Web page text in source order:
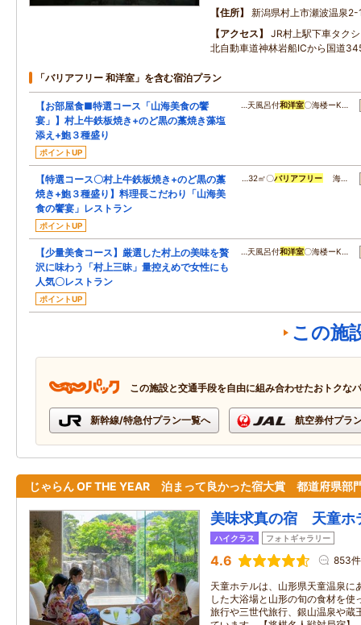
住所
新潟県村上市瀬波温泉
アクセス
JR村上駅下車タク
北自動車道神林岩船ICから国道
「バリアフリー 和洋室」を含む宿泊プラン
【お部屋食■特選コース「山海美食の饗
宴」】村上牛鉄板焼き+のど黒の藁焼き藻塩
添え+鮑３種盛り
ポイントUP
…天風呂付和洋室〇海楼ーK…
【特選コース〇村上牛鉄板焼き+のど黒の藁
焼き+鮑３種盛り】料理長こだわり「山海美
食の饗宴」レストラン
ポイントUP
…32㎡〇バリアフリー 海…
【少量美食コース】厳選した村上の美味を贅
沢に味わう「村上三昧」量控えめで女性にも
人気〇レストラン
ポイントUP
…天風呂付和洋室〇海楼ーK…
この施
この施設と交通手段を自由に組み合わせたおトクな
新幹線/特急付プラン一覧へ 航空券付プラ
じゃらん OF THE YEAR 泊まって良かった宿大賞 都道府県部
美味求真の宿 天童ホ
ハイクラス フォトギャラリー
4.6 853件
天童ホテルは、山形県天童温泉に
した大浴場と山形の旬の食材を使
旅行や三世代旅行、銀山温泉や蔵